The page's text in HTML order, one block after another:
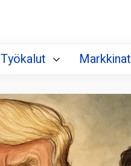
Työkalut Markkinat